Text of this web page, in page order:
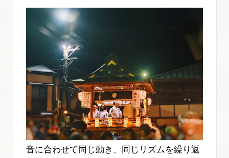
音に合わせて同じ動き、同じリズムを繰り返